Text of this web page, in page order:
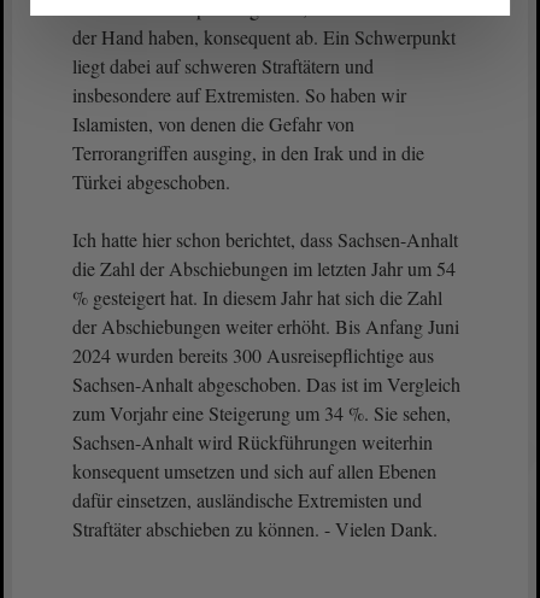
der Hand haben, konsequent ab. Ein Schwerpunkt
liegt dabei auf schweren Straftätern und
insbesondere auf Extremisten. So haben wir
Islamisten, von denen die Gefahr von
Terrorangriffen ausging, in den Irak und in die
Türkei abgeschoben.
Ich hatte hier schon berichtet, dass Sachsen-Anhalt
die Zahl der Abschiebungen im letzten Jahr um 54
% gesteigert hat. In diesem Jahr hat sich die Zahl
der Abschiebungen weiter erhöht. Bis Anfang Juni
2024 wurden bereits 300 Ausreisepflichtige aus
Sachsen-Anhalt abgeschoben. Das ist im Vergleich
zum Vorjahr eine Steigerung um 34 %. Sie sehen,
Sachsen-Anhalt wird Rückführungen weiterhin
konsequent umsetzen und sich auf allen Ebenen
dafür einsetzen, ausländische Extremisten und
Straftäter abschieben zu können. - Vielen Dank.